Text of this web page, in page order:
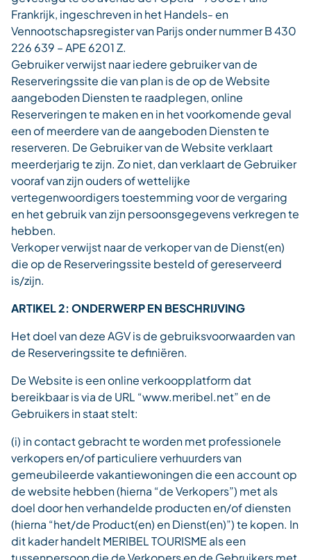
Frankrijk, ingeschreven in het Handels- en
Vennootschapsregister van Parijs onder nummer B 430
226 639 – APE 6201 Z.
Gebruiker verwijst naar iedere gebruiker van de
Reserveringssite die van plan is de op de Website
aangeboden Diensten te raadplegen, online
Reserveringen te maken en in het voorkomende geval
een of meerdere van de aangeboden Diensten te
reserveren. De Gebruiker van de Website verklaart
meerderjarig te zijn. Zo niet, dan verklaart de Gebruiker
vooraf van zijn ouders of wettelijke
vertegenwoordigers toestemming voor de vergaring
en het gebruik van zijn persoonsgegevens verkregen te
hebben.
Verkoper verwijst naar de verkoper van de Dienst(en)
die op de Reserveringssite besteld of gereserveerd
is/zijn.
ARTIKEL 2: ONDERWERP EN BESCHRIJVING
Het doel van deze AGV is de gebruiksvoorwaarden van
de Reserveringssite te definiëren.
De Website is een online verkoopplatform dat
bereikbaar is via de URL “www.meribel.net” en de
Gebruikers in staat stelt:
(i) in contact gebracht te worden met professionele
verkopers en/of particuliere verhuurders van
gemeubileerde vakantiewoningen die een account op
de website hebben (hierna “de Verkopers”) met als
doel door hen verhandelde producten en/of diensten
(hierna “het/de Product(en) en Dienst(en)”) te kopen. In
dit kader handelt MERIBEL TOURISME als een